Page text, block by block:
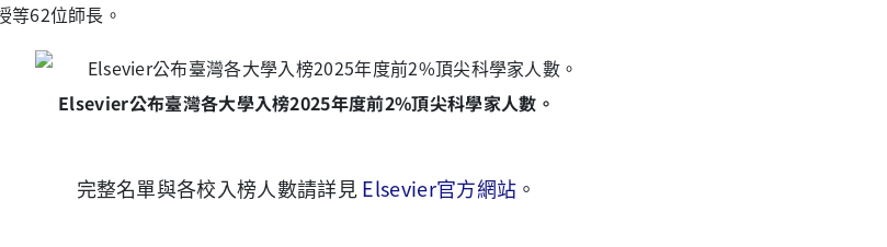
等62位師長。
Elsevier公布臺灣各大學入榜2025年度前2%頂尖科學家人數。
完整名單與各校入榜人數請詳見Elsevier官方網站 。